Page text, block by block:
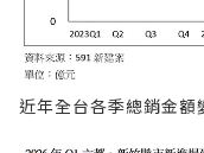
近年全台各季總銷金